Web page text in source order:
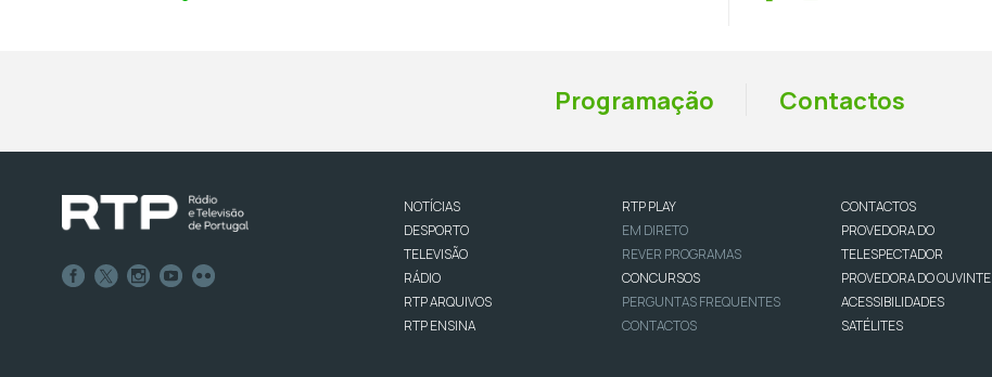
Programação Contactos
NOTÍCIAS
DESPORTO
TELEVISÃO
RÁDIO
RTP ARQUIVOS
RTP ENSINA
RTP PLAY
EM DIRETO
REVER PROGRAMAS
CONCURSOS
PERGUNTAS FREQUENTES
CONTACTOS
CONTACTOS
PROVEDORA DO
TELESPECTADOR
PROVEDORA DO OUVINTE
ACESSIBILIDADES
SATÉLITES